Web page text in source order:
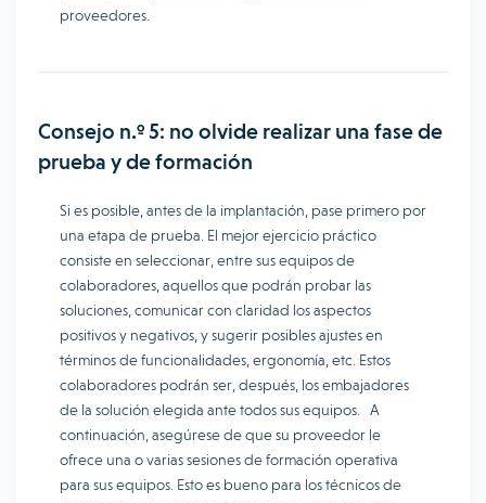
proveedores.
Consejo n.º 5: no olvide realizar una fase de
prueba y de formación
Si es posible, antes de la implantación, pase primero por
una etapa de prueba. El mejor ejercicio práctico
consiste en seleccionar, entre sus equipos de
colaboradores, aquellos que podrán probar las
soluciones, comunicar con claridad los aspectos
positivos y negativos, y sugerir posibles ajustes en
términos de funcionalidades, ergonomía, etc. Estos
colaboradores podrán ser, después, los embajadores
de la solución elegida ante todos sus equipos. A
continuación, asegúrese de que su proveedor le
ofrece una o varias sesiones de formación operativa
para sus equipos. Esto es bueno para los técnicos de